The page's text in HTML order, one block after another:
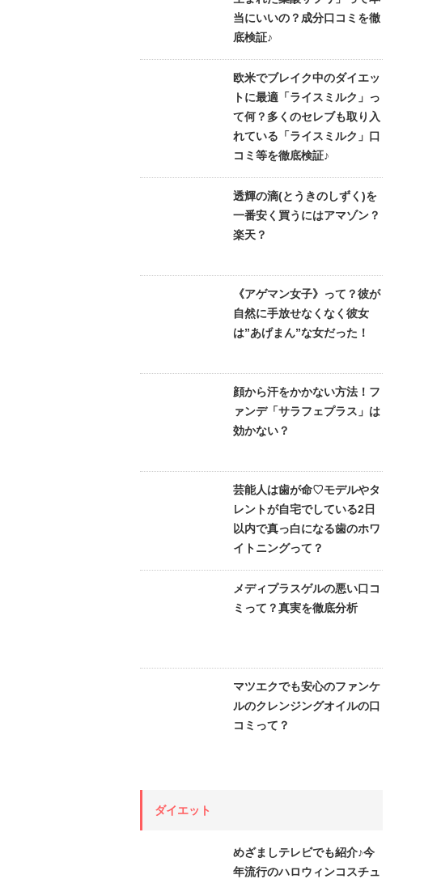
当にいいの？成分口コミを徹
底検証♪
欧米でブレイク中のダイエッ
トに最適「ライスミルク」っ
て何？多くのセレブも取り入
れている「ライスミルク」口
コミ等を徹底検証♪
透輝の滴(とうきのしずく)を
一番安く買うにはアマゾン？
楽天？
《アゲマン女子》って？彼が
自然に手放せなくなく彼女
は”あげまん”な女だった！
顔から汗をかかない方法！フ
ァンデ「サラフェプラス」は
効かない？
芸能人は歯が命♡モデルやタ
レントが自宅でしている2日
以内で真っ白になる歯のホワ
イトニングって？
メディプラスゲルの悪い口コ
ミって？真実を徹底分析
マツエクでも安心のファンケ
ルのクレンジングオイルの口
コミって？
ダイエット
めざましテレビでも紹介♪今
年流行のハロウィンコスチュ